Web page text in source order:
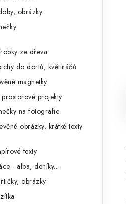
obrázky
ze dřeva
do dortů, květináčů
magnetky
prostorové projekty
na fotografie
obrázky, krátké texty
texty
- alba, deníky...
obrázky